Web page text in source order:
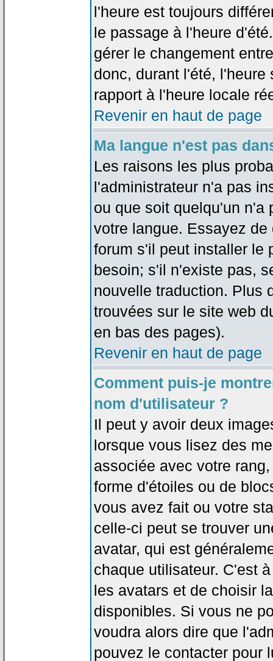
l'heure est toujours
le passage à l'heure
gérer le changement
donc, durant l'été, l'heure
rapport à l'heure locale
Revenir en haut de page
Ma langue n'est pas
Les raisons les plus
l'administrateur n'a pas
ou que soit quelqu'un n'a
votre langue. Essayez
forum s'il peut installer le
besoin; s'il n'existe pas,
nouvelle traduction. Plus
trouvées sur le site web
en bas des pages).
Revenir en haut de page
Comment puis-je
nom d'utilisateur ?
Il peut y avoir deux
lorsque vous lisez des
associée avec votre
forme d'étoiles ou de
vous avez fait ou votre
celle-ci peut se trouver
avatar, qui est
chaque utilisateur. C'est
les avatars et de choisir
disponibles. Si vous ne
voudra alors dire que
pouvez le contacter pour